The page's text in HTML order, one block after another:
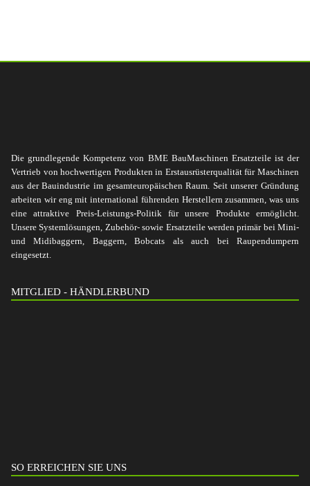
Die grundlegende Kompetenz von BME BauMaschinen Ersatzteile ist der
Vertrieb von hochwertigen Produkten in Erstausrüsterqualität für Maschinen
aus der Bauindustrie im gesamteuropäischen Raum. Seit unserer Gründung
arbeiten wir eng mit international führenden Herstellern zusammen, was uns
eine attraktive Preis-Leistungs-Politik für unsere Produkte ermöglicht.
Unsere Systemlösungen, Zubehör- sowie Ersatzteile werden primär bei Mini-
und Midibaggern, Baggern, Bobcats als auch bei Raupendumpern
eingesetzt.
MITGLIED - HÄNDLERBUND
SO ERREICHEN SIE UNS